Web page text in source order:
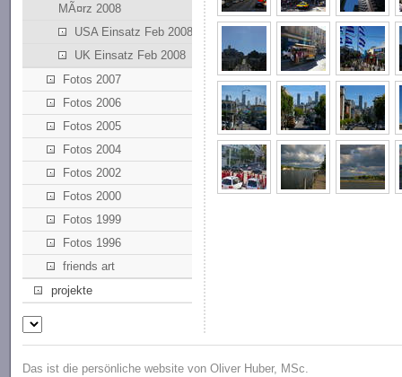
MÃ¤rz 2008
USA Einsatz Feb 2008
UK Einsatz Feb 2008
Fotos 2007
Fotos 2006
Fotos 2005
Fotos 2004
Fotos 2002
Fotos 2000
Fotos 1999
Fotos 1996
friends art
projekte
Das ist die persönliche website von Oliver Huber, MSc.